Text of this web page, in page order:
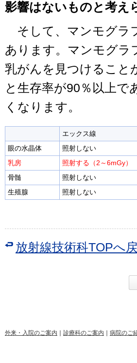
影響はないものと考え
そして、マンモグラ
あります。マンモグラ
乳がんを見つけること
と生存率が90％以上で
くなります。
エックス線
眼の水晶体
照射しない
乳房
照射する（2～6mGy）
骨髄
照射しない
生殖腺
照射しない
放射線技術科TOPへ
外来・入院のご案内 診療科のご案内 病院のご